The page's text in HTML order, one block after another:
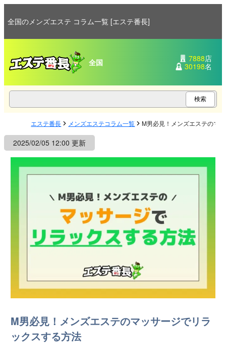
全国のメンズエステ コラム一覧 [エステ番長]
全国 7888店
30198名
エステ番長 メンズエステコラム一覧 M男必見！メンズエステのマ
2025/02/05 12:00 更新
M男必見！メンズエステのマッサージでリラ
ックスする方法